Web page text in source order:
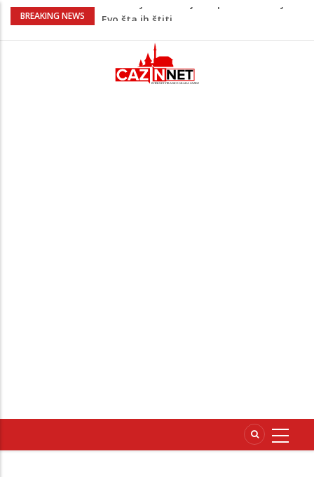
BREAKING NEWS
Krenuo u BiH sa 20 kilograma droge:
Juventus igra protiv Intera, Spaleti
razočarao navijače iz BiH
Užas: Uhapšen Italijan (45) kako